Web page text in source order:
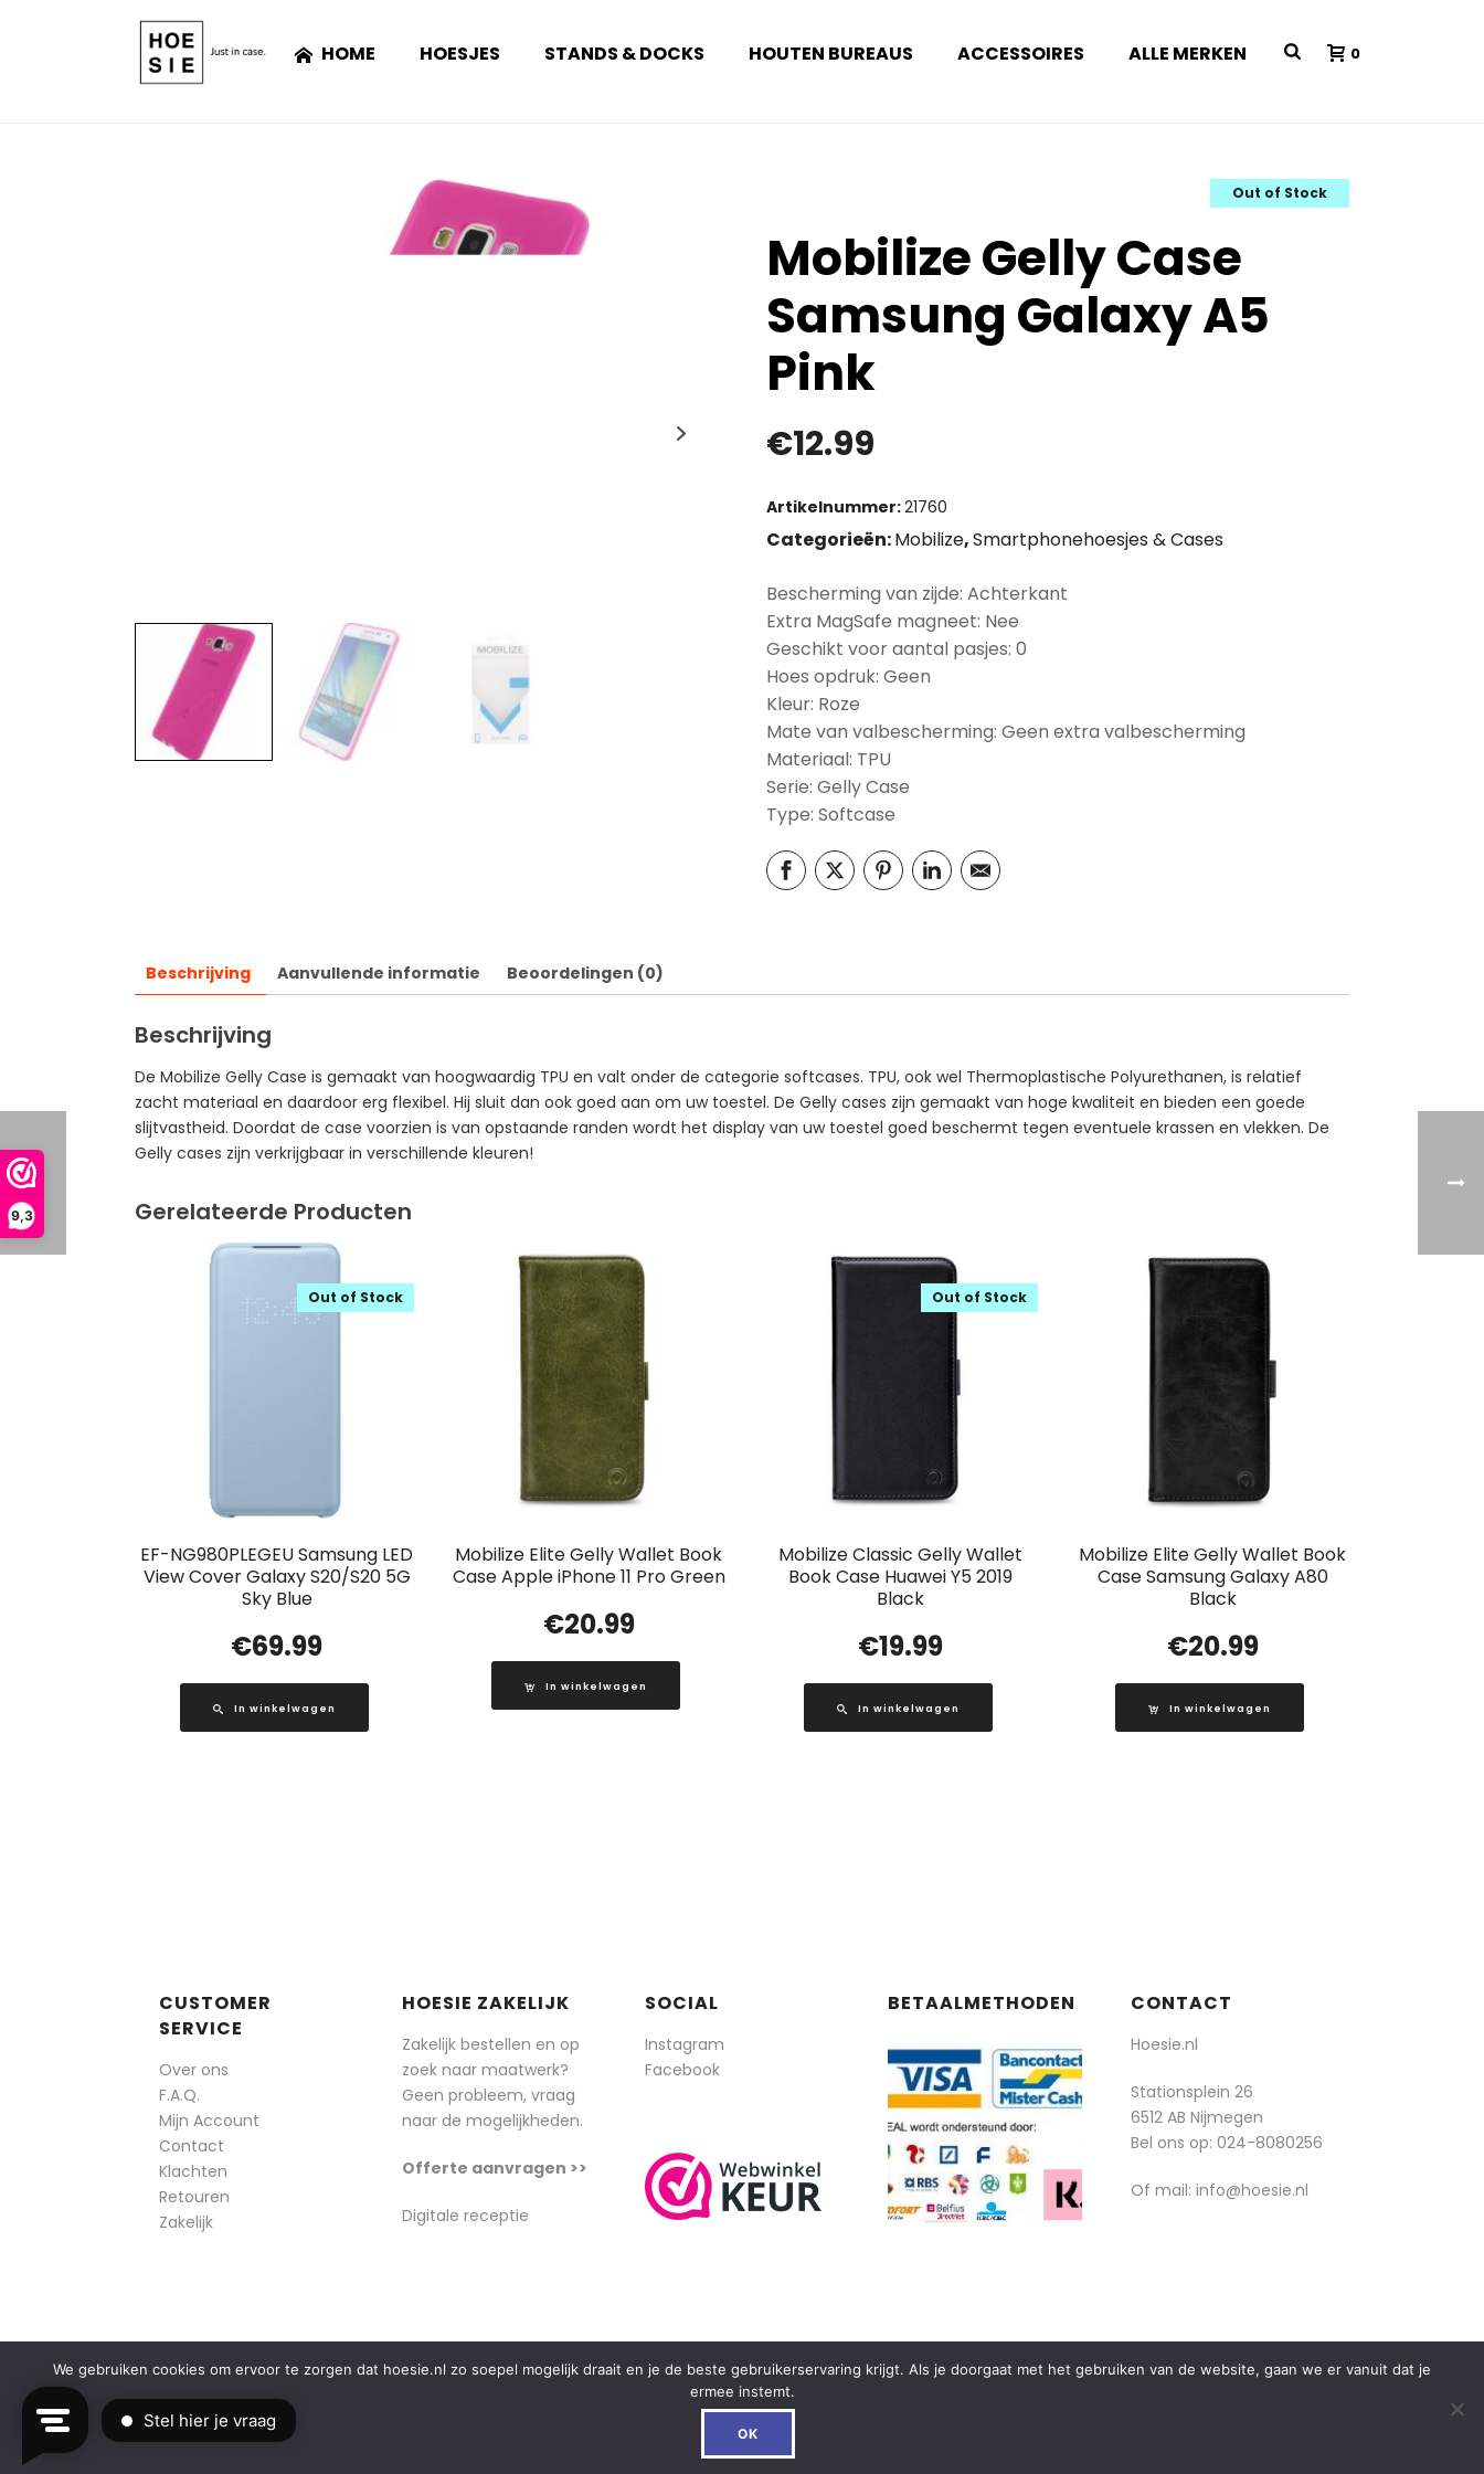
9,3
HOME HOESJES STANDS & DOCKS HOUTEN BUREAUS ACCESSOIRES ALLE MERKEN 0
Out of Stock
Mobilize Gelly Case
Samsung Galaxy A5
Pink
€12.99
Artikelnummer:21760
Categorieën:Mobilize,Smartphonehoesjes & Cases
Bescherming van zijde: Achterkant
Extra MagSafe magneet: Nee
Geschikt voor aantal pasjes: 0
Hoes opdruk: Geen
Kleur: Roze
Mate van valbescherming: Geen extra valbescherming
Materiaal: TPU
Serie: Gelly Case
Type: Softcase
Beschrijving Aanvullende informatie Beoordelingen (0)
Beschrijving
De Mobilize Gelly Case is gemaakt van hoogwaardig TPU en valt onder de categorie softcases. TPU, ook wel Thermoplastische Polyurethanen, is relatief
zacht materiaal en daardoor erg flexibel. Hij sluit dan ook goed aan om uw toestel. De Gelly cases zijn gemaakt van hoge kwaliteit en bieden een goede
slijtvastheid. Doordat de case voorzien is van opstaande randen wordt het display van uw toestel goed beschermt tegen eventuele krassen en vlekken. De
Gelly cases zijn verkrijgbaar in verschillende kleuren!
Gerelateerde Producten
EF-NG980PLEGEU Samsung LED
View Cover Galaxy S20/S20 5G
Sky Blue
Out of Stock
€69.99
In winkelwagen
Mobilize Elite Gelly Wallet Book
Case Apple iPhone 11 Pro Green
€20.99
In winkelwagen
Mobilize Classic Gelly Wallet
Book Case Huawei Y5 2019
Black
Out of Stock
€19.99
In winkelwagen
Mobilize Elite Gelly Wallet Book
Case Samsung Galaxy A80
Black
€20.99
In winkelwagen
CUSTOMER
SERVICE
Over ons
F.A.Q.
Mijn Account
Contact
Klachten
Retouren
Zakelijk
HOESIE ZAKELIJK
Zakelijk bestellen en op
zoek naar maatwerk?
Geen probleem, vraag
naar de mogelijkheden.
Offerte aanvragen >>
Digitale receptie
SOCIAL
Instagram
Facebook
BETAALMETHODEN CONTACT
Hoesie.nl
Stationsplein 26
6512 AB Nijmegen
Bel ons op: 024-8080256
Of mail: info@hoesie.nl
© 2014-2025 Boozt - Hoesie.nl. All rights reserved.
We gebruiken cookies om ervoor te zorgen dat hoesie.nl zo soepel mogelijk draait en je de beste gebruikerservaring krijgt. Als je doorgaat met het gebruiken van de website, gaan we er vanuit dat je
ermee instemt.
OK